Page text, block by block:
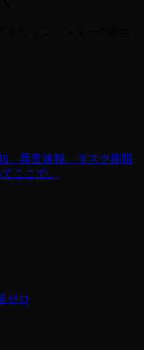
、異常速報、タスク期限
ここで。
ゼロ